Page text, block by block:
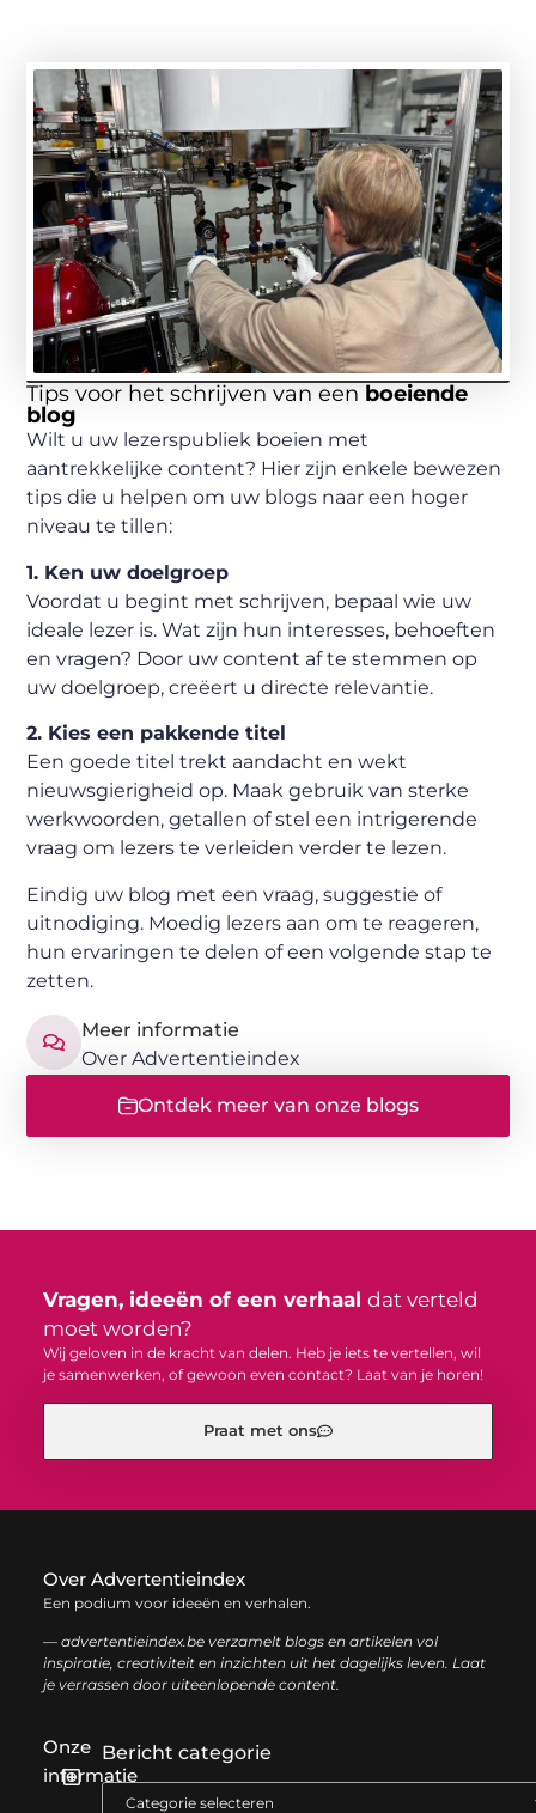
Tips voor het schrijven van een boeiende
blog
Wilt u uw lezerspubliek boeien met
aantrekkelijke content? Hier zijn enkele bewezen
tips die u helpen om uw blogs naar een hoger
niveau te tillen:
1. Ken uw doelgroep
Voordat u begint met schrijven, bepaal wie uw
ideale lezer is. Wat zijn hun interesses, behoeften
en vragen? Door uw content af te stemmen op
uw doelgroep, creëert u directe relevantie.
2. Kies een pakkende titel
Een goede titel trekt aandacht en wekt
nieuwsgierigheid op. Maak gebruik van sterke
werkwoorden, getallen of stel een intrigerende
vraag om lezers te verleiden verder te lezen.
Eindig uw blog met een vraag, suggestie of
uitnodiging. Moedig lezers aan om te reageren,
hun ervaringen te delen of een volgende stap te
zetten.
Ontdek meer van onze blogs
Meer informatie
Over Advertentieindex
Vragen, ideeën of een verhaal dat verteld
moet worden?
Wij geloven in de kracht van delen. Heb je iets te vertellen, wil
je samenwerken, of gewoon even contact? Laat van je horen!
Praat met ons
Over Advertentieindex
Een podium voor ideeën en verhalen.
— advertentieindex.be verzamelt blogs en artikelen vol
inspiratie, creativiteit en inzichten uit het dagelijks leven. Laat
je verrassen door uiteenlopende content.
Onze
informatie
Bericht categorie